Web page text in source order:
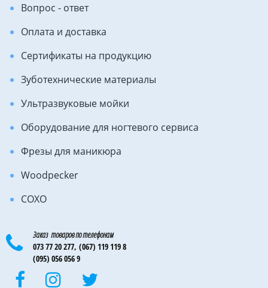
Вопрос - ответ
Оплата и доставка
Сертификаты на продукцию
Зуботехнические материалы
Ультразвуковые мойки
Оборудование для ногтевого сервиса
Фрезы для маникюра
Woodpecker
COXO
Заказ товаров по телефонам
073 77 20 277, (067) 119 119 8
(095) 056 056 9